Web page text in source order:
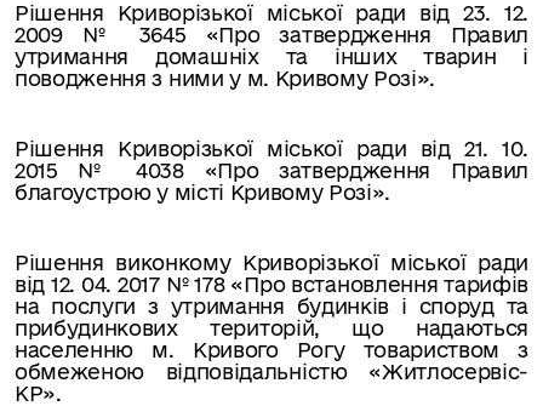
Рішення Криворізької міської ради від 23. 12.
2009 № 3645 «Про затвердження Правил
утримання домашніх та інших тварин і
поводження з ними у м. Кривому Розі».
Рішення Криворізької міської ради від 21. 10.
2015 № 4038 «Про затвердження Правил
благоустрою у місті Кривому Розі».
Рішення виконкому Криворізької міської ради
від 12. 04. 2017 № 178 «Про встановлення тарифів
на послуги з утримання будинків і споруд та
прибудинкових територій, що надаються
населенню м. Кривого Рогу товариством з
обмеженою відповідальністю «Житлосервіс-
КР».